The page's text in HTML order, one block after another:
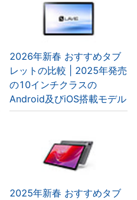
2026年新春 おすすめタブ
レットの比較 | 2025年発売
の10インチクラスの
Android及びiOS搭載モデル
2025年新春 おすすめタブ